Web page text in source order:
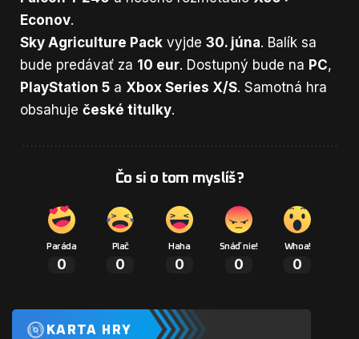
Econov.
Sky Agriculture Pack vyjde 30. júna. Balík sa
bude predávať za 10 eur. Dostupný bude na PC,
PlayStation 5 a Xbox Series X/S. Samotná hra
obsahuje české titulky.
Čo si o tom myslíš?
Paráda
0
Plač
0
Haha
0
Snáď nie!
0
Whoa!
0
KARTA HRY